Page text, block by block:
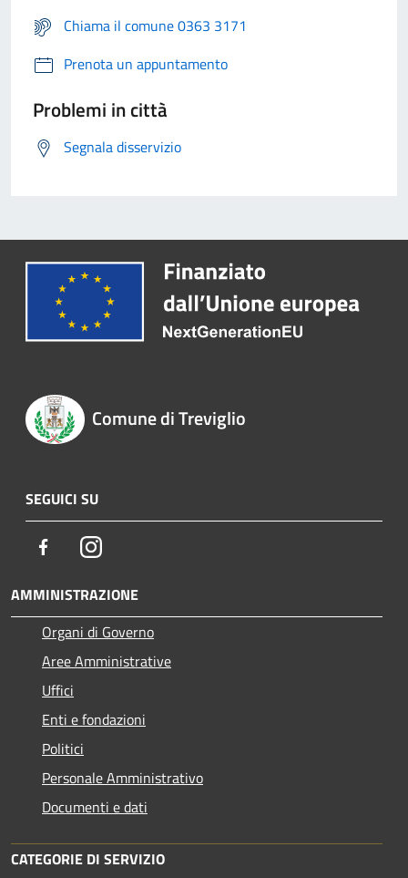
Chiama il comune 0363 3171
Prenota un appuntamento
Problemi in città
Segnala disservizio
Comune di Treviglio
SEGUICI SU
FacebookInstagram
AMMINISTRAZIONE
Organi di Governo
Aree Amministrative
Uffici
Enti e fondazioni
Politici
Personale Amministrativo
Documenti e dati
CATEGORIE DI SERVIZIO